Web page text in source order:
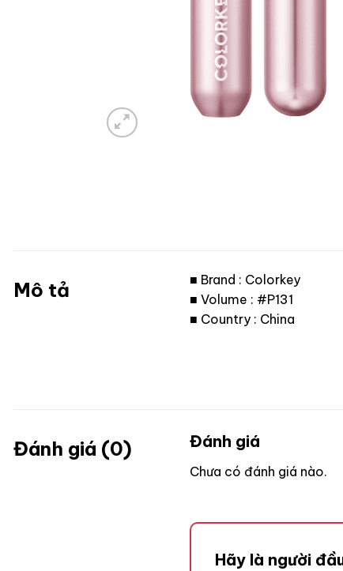
Mô tả
■ Brand : Colorkey
■ Volume : #P131
■ Country : China
Đánh giá (0) Đánh giá
Chưa có đánh giá nào.
Hãy là người